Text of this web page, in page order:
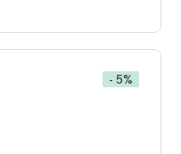
- 5%